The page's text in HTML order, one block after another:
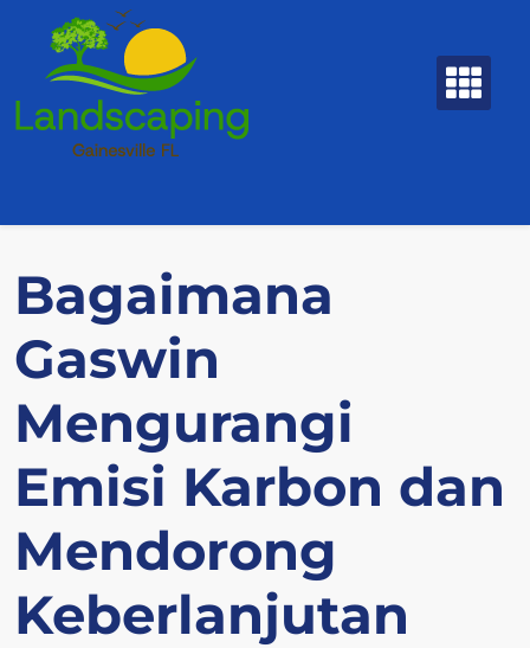
content
Bagaimana
Gaswin
Mengurangi
Emisi Karbon dan
Mendorong
Keberlanjutan